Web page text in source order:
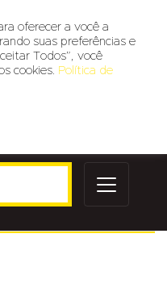
oferecer a você a
suas preferências e
Todos”, você
cookies. Política de